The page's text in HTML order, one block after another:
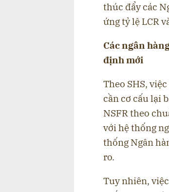
thúc đẩy các
ứng tỷ lệ LCR
Các ngân
định mới
Theo SHS,
cần cơ cấu lại
NSFR theo
với hệ thống
thống Ngân
ro.
Tuy nhiên,